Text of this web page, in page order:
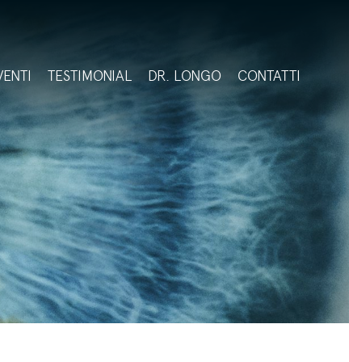
TESTIMONIAL DR. LONGO CONTATTI